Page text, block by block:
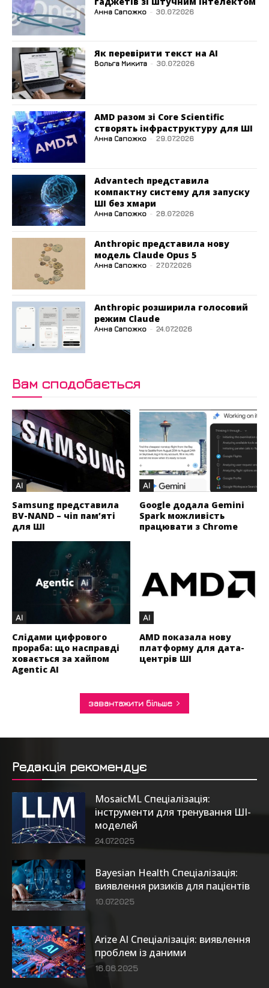
Анна Сапожко - 30.07.2026
Як перевірити текст на AI
Вольга Микита - 30.07.2026
AMD разом зі Core Scientific
створять інфраструктуру для ШІ
Анна Сапожко - 29.07.2026
Advantech представила
компактну систему для запуску
ШІ без хмари
Анна Сапожко - 28.07.2026
Anthropic представила нову
модель Claude Opus 5
Анна Сапожко - 27.07.2026
Anthropic розширила голосовий
режим Claude
Анна Сапожко - 24.07.2026
Вам сподобається
AI
Samsung представила
BV-NAND – чіп пам’яті
для ШІ
AI
Google додала Gemini
Spark можливість
працювати з Chrome
AI
Слідами цифрового
прораба: що насправді
ховається за хайпом
Agentic AI
AI
AMD показала нову
платформу для дата-
центрів ШІ
завантажити більше
Редакція рекомендує
MosaicML Спеціалізація:
інструменти для тренування ШІ-
моделей
24.07.2025
Bayesian Health Спеціалізація:
виявлення ризиків для пацієнтів
10.07.2025
Arize AI Спеціалізація: виявлення
проблем із даними
16.06.2025